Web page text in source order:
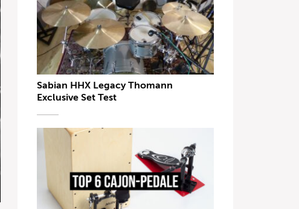
Sabian HHX Legacy Thomann
Exclusive Set Test